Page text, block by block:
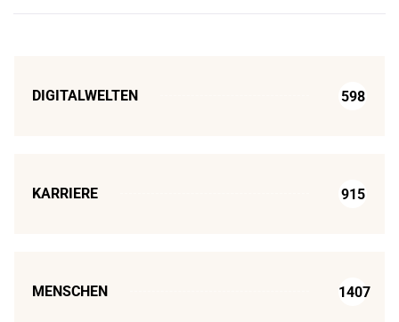
DIGITALWELTEN 598
KARRIERE 915
MENSCHEN 1407